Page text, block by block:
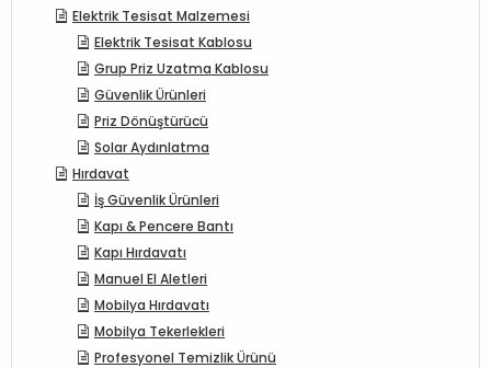
Elektrik Tesisat Malzemesi
Elektrik Tesisat Kablosu
Grup Priz Uzatma Kablosu
Güvenlik Ürünleri
Priz Dönüştürücü
Solar Aydınlatma
Hırdavat
İş Güvenlik Ürünleri
Kapı & Pencere Bantı
Kapı Hırdavatı
Manuel El Aletleri
Mobilya Hırdavatı
Mobilya Tekerlekleri
Profesyonel Temizlik Ürünü